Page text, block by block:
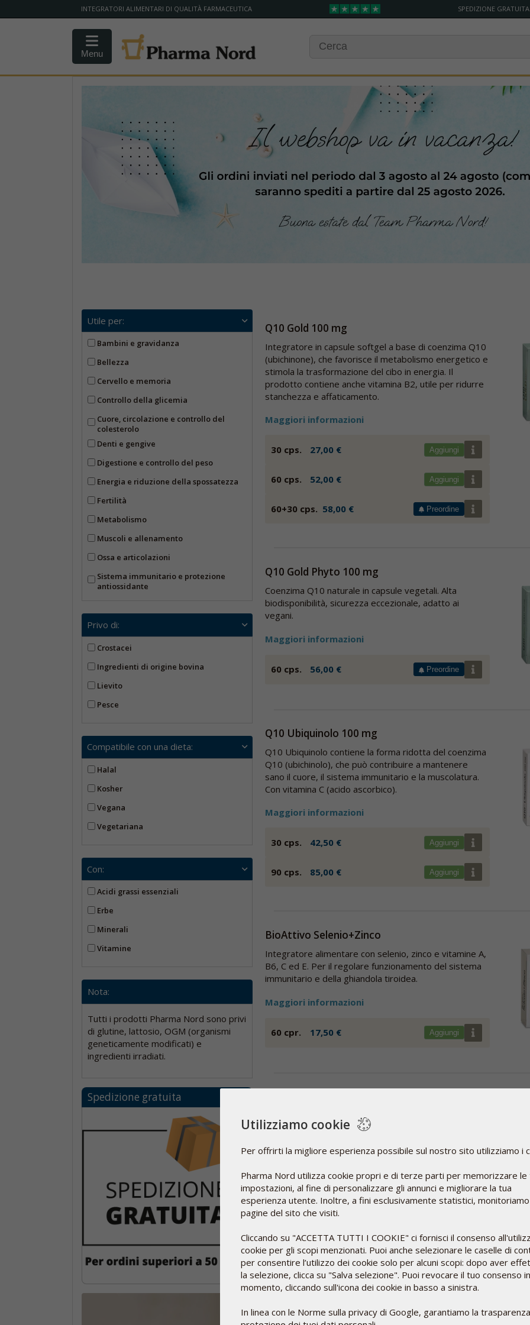
INTEGRATORI ALIMENTARI DI QUALITÀ FARMACEUTICA SPEDIZIONE
Menu
Utile per:
Bambini e gravidanza
Bellezza
Cervello e memoria
Controllo della glicemia
Cuore, circolazione e controllo del
colesterolo
Denti e gengive
Digestione e controllo del peso
Energia e riduzione della spossatezza
Fertilità
Metabolismo
Muscoli e allenamento
Ossa e articolazioni
Sistema immunitario e protezione
antiossidante
Privo di:
Crostacei
Ingredienti di origine bovina
Lievito
Pesce
Compatibile con una dieta:
Halal
Kosher
Vegana
Vegetariana
Con:
Acidi grassi essenziali
Erbe
Minerali
Vitamine
Nota:
Tutti i prodotti Pharma Nord sono privi
di glutine, lattosio, OGM (organismi
geneticamente modificati) e
ingredienti irradiati.
Q10 Gold 100 mg
Integratore in capsule softgel a base di coenzima Q10
(ubichinone), che favorisce il metabolismo energetico e
stimola la trasformazione del cibo in energia. Il
prodotto contiene anche vitamina B2, utile per ridurre
stanchezza e affaticamento.
Maggiori informazioni
30 cps. 27,00 € Aggiungi
60 cps. 52,00 € Aggiungi
60+30 cps. 58,00 € Preordine
Q10 Gold Phyto 100 mg
Coenzima Q10 naturale in capsule vegetali. Alta
biodisponibilità, sicurezza eccezionale, adatto ai
vegani.
Maggiori informazioni
60 cps. 56,00 € Preordine
Q10 Ubiquinolo 100 mg
Q10 Ubiquinolo contiene la forma ridotta del coenzima
Q10 (ubichinolo), che può contribuire a mantenere
sano il cuore, il sistema immunitario e la muscolatura.
Con vitamina C (acido ascorbico).
Maggiori informazioni
30 cps. 42,50 € Aggiungi
90 cps. 85,00 € Aggiungi
BioAttivo Selenio+Zinco
Integratore alimentare con selenio, zinco e vitamine A,
B6, C ed E. Per il regolare funzionamento del sistema
immunitario e della ghiandola tiroidea.
Maggiori informazioni
60 cpr. 17,50 € Aggiungi
Coenzima Q10 (Q10 Gold) e selenio (SelenoPrecise) in
un unico prodotto. La formulazione originale KiSel-10.
Maggiori informazioni
60 cps. + 60 cpr. 58,00 € Aggiungi
SelenoPrecise
Lievito di selenio organico brevettato. Contribuisce al
normale funzionamento della ghiandola tiroidea e del
tipologie di selenio, ognuna delle quali svolge una
Spedizione gratuita
Utilizziamo cookie
Per offrirti la migliore esperienza possibile sul nostro sito utilizziamo i
Pharma Nord utilizza cookie propri e di terze parti per memorizzare le
impostazioni, al fine di personalizzare gli annunci e migliorare la tua
esperienza utente. Inoltre, a fini esclusivamente statistici,
pagine del sito che visiti.
Cliccando su "ACCETTA TUTTI I COOKIE" ci fornisci il consenso
cookie per gli scopi menzionati. Puoi anche selezionare le caselle di
per consentire l’utilizzo dei cookie solo per alcuni scopi: dopo aver
la selezione, clicca su "Salva selezione". Puoi revocare il tuo consenso
momento, cliccando sull'icona dei cookie in basso a sinistra.
In linea con le Norme sulla privacy di Google, garantiamo la